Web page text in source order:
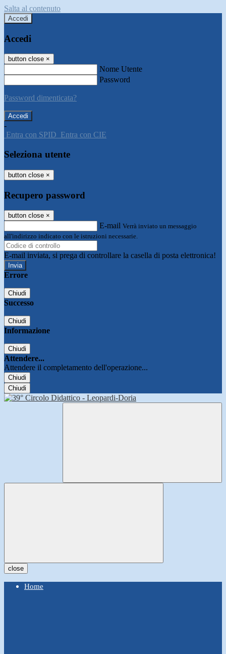
Salta al contenuto
Accedi
Accedi
button close ×
Nome Utente
Password
Password dimenticata?
-
Entra con SPID Entra con CIE
Seleziona utente
button close ×
Recupero password
button close ×
E-mail Verrà inviato un messaggio
all'indirizzo indicato con le istruzioni necessarie.
E-mail inviata, si prega di controllare la casella di posta elettronica!
Errore
Chiudi
Successo
Chiudi
Informazione
Chiudi
Attendere...
Attendere il completamento dell'operazione...
Chiudi
Chiudi
close
Home